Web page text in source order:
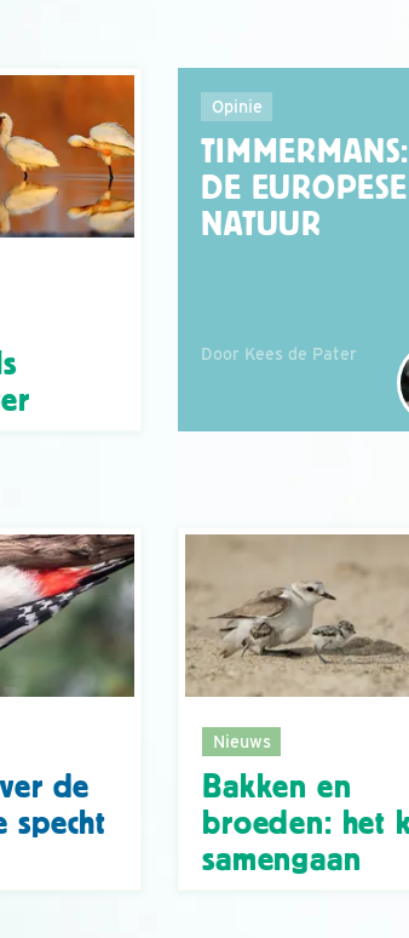
Opinie
DE EUROPESE
NATUUR
Door Kees de Pater
de
specht
Nieuws
Bakken en
broeden: het
samengaan